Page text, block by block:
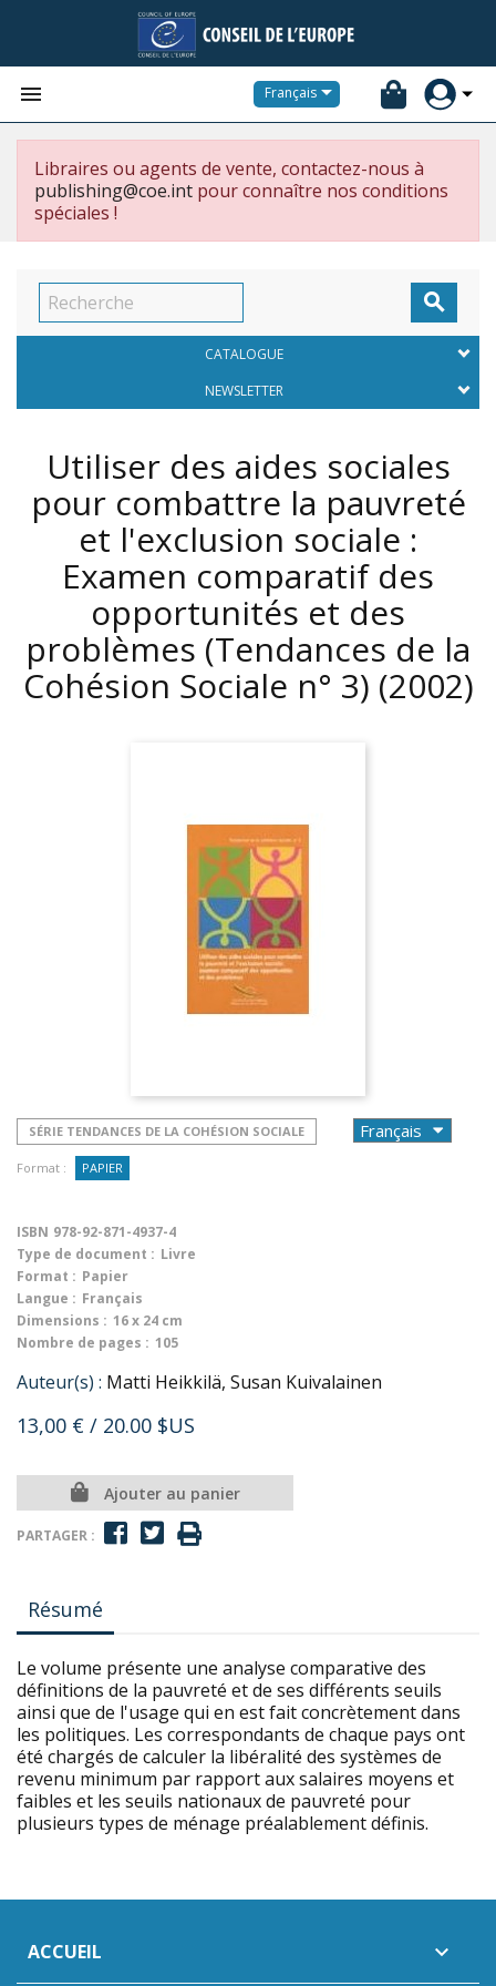
 Français
Libraires ou agents de vente, contactez-nous à
publishing@coe.int pour connaître nos conditions
spéciales !

CATALOGUE
NEWSLETTER
Utiliser des aides sociales
pour combattre la pauvreté
et l'exclusion sociale :
Examen comparatif des
opportunités et des
problèmes (Tendances de la
Cohésion Sociale n° 3) (2002)
SÉRIE TENDANCES DE LA COHÉSION SOCIALE
Format : PAPIER
ISBN 978-92-871-4937-4
Type de document : Livre
Format : Papier
Langue : Français
Dimensions : 16 x 24 cm
Nombre de pages : 105
Auteur(s) : Matti Heikkilä, Susan Kuivalainen
13,00 € / 20.00 $US
Ajouter au panier
PARTAGER :
Résumé
Le volume présente une analyse comparative des
définitions de la pauvreté et de ses différents seuils
ainsi que de l'usage qui en est fait concrètement dans
les politiques. Les correspondants de chaque pays ont
été chargés de calculer la libéralité des systèmes de
revenu minimum par rapport aux salaires moyens et
faibles et les seuils nationaux de pauvreté pour
plusieurs types de ménage préalablement définis.
ACCUEIL 